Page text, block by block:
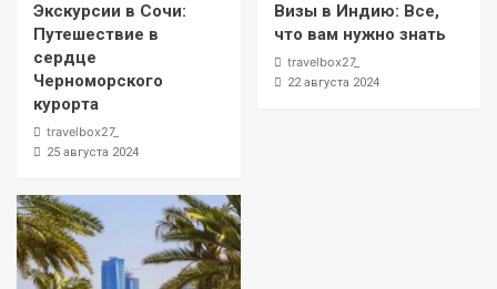
Экскурсии в Сочи:
Путешествие в
сердце
Черноморского
курорта
travelbox27_
25 августа 2024
Визы в Индию: Все,
что вам нужно знать
travelbox27_
22 августа 2024